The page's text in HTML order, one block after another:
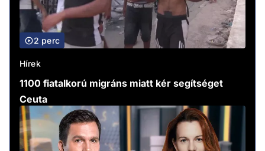
2 perc
Hírek
1100 fiatalkorú migráns miatt kér segítséget
Ceuta